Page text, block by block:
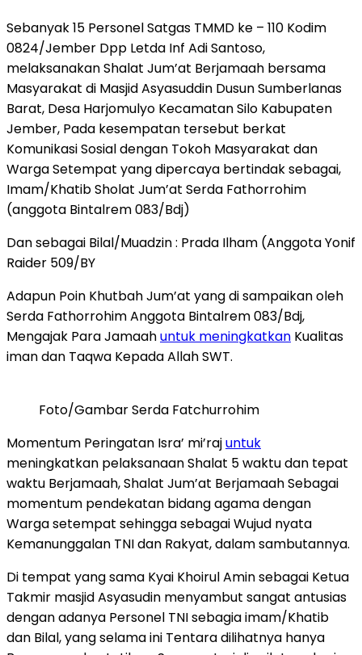
Sebanyak 15 Personel Satgas TMMD ke – 110 Kodim
0824/Jember Dpp Letda Inf Adi Santoso,
melaksanakan Shalat Jum’at Berjamaah bersama
Masyarakat di Masjid Asyasuddin Dusun Sumberlanas
Barat, Desa Harjomulyo Kecamatan Silo Kabupaten
Jember, Pada kesempatan tersebut berkat
Komunikasi Sosial dengan Tokoh Masyarakat dan
Warga Setempat yang dipercaya bertindak sebagai,
Imam/Khatib Sholat Jum’at Serda Fathorrohim
(anggota Bintalrem 083/Bdj)
Dan sebagai Bilal/Muadzin : Prada Ilham (Anggota Yonif
Raider 509/BY
Adapun Poin Khutbah Jum’at yang di sampaikan oleh
Serda Fathorrohim Anggota Bintalrem 083/Bdj,
Mengajak Para Jamaahuntuk meningkatkan Kualitas
iman dan Taqwa Kepada Allah SWT.
Foto/Gambar Serda Fatchurrohim
Momentum Peringatan Isra’ mi’rajuntuk
meningkatkan pelaksanaan Shalat 5 waktu dan tepat
waktu Berjamaah, Shalat Jum’at Berjamaah Sebagai
momentum pendekatan bidang agama dengan
Warga setempat sehingga sebagai Wujud nyata
Kemanunggalan TNI dan Rakyat, dalam sambutannya.
Di tempat yang sama Kyai Khoirul Amin sebagai Ketua
Takmir masjid Asyasudin menyambut sangat antusias
dengan adanya Personel TNI sebagia imam/Khatib
dan Bilal, yang selama ini Tentara dilihatnya hanya